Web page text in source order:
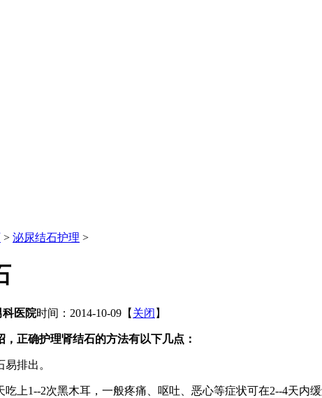
> 泌尿结石护理 >
科医院时间：2014-10-09【 关闭 】
正确护理肾结石的方法有以下几点：
排出。
1--2次黑木耳，一般疼痛、呕吐、恶心等症状可在2--4天内